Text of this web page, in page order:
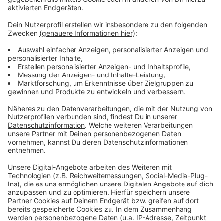
Anzeige
Was macht der Künstler eigentlich, wenn er nicht auf
der Bühne oder vor der Kamera steht? Hier erfahren
wir es. Im Podcast "
Schröder die schönsten Geschichten, die lustigsten
Anekdoten, intime Geständnisse und haut natürlich
seine Lieblingspromis in die Pfanne, so wie wir ihn
kennen und lieben. Atze Schröder und sein ganz
persönlicher Wochenrückblick - so privat wie noch nie,
so lustig wie immer.
Anzeige
Anzeige